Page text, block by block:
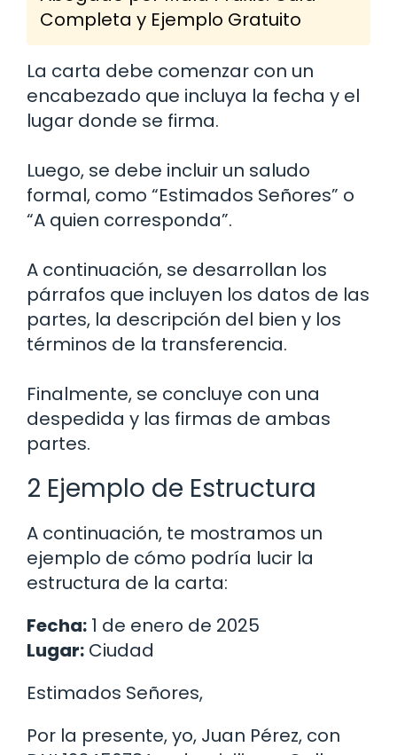
Completa y Ejemplo Gratuito
La carta debe comenzar con un
encabezado que incluya la fecha y el
lugar donde se firma.
Luego, se debe incluir un saludo
formal, como “Estimados Señores” o
“A quien corresponda”.
A continuación, se desarrollan los
párrafos que incluyen los datos de las
partes, la descripción del bien y los
términos de la transferencia.
Finalmente, se concluye con una
despedida y las firmas de ambas
partes.
2 Ejemplo de Estructura
A continuación, te mostramos un
ejemplo de cómo podría lucir la
estructura de la carta:
Fecha: 1 de enero de 2025
Lugar: Ciudad
Estimados Señores,
Por la presente, yo, Juan Pérez, con